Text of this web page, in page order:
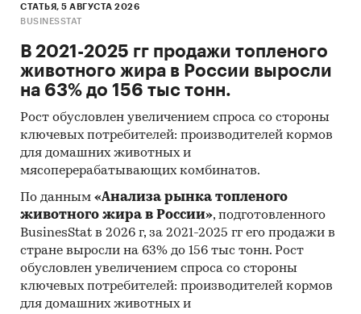
СТАТЬЯ, 5 АВГУСТА 2026
BUSINESSTAT
В 2021-2025 гг продажи топленого
животного жира в России выросли
на 63% до 156 тыс тонн.
Рост обусловлен увеличением спроса со стороны
ключевых потребителей: производителей кормов
для домашних животных и
мясоперерабатывающих комбинатов.
По данным «Анализа рынка топленого
животного жира в России», подготовленного
BusinesStat в 2026 г, за 2021-2025 гг его продажи в
стране выросли на 63% до 156 тыс тонн. Рост
обусловлен увеличением спроса со стороны
ключевых потребителей: производителей кормов
для домашних животных и